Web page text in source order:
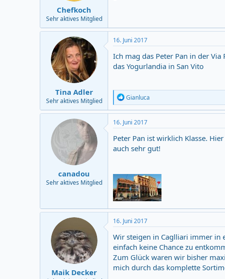
Chefkoch
Sehr aktives Mitglied
Tina Adler
Sehr aktives Mitglied
16. Juni 2017
Ich mag das Peter Pan in der
das Yogurlandia in San Vito
R
e
a
c
t
i
o
n
Gianluca
canadou
Sehr aktives Mitglied
16. Juni 2017
Peter Pan ist wirklich Klasse.
auch sehr gut!
Maik Decker
16. Juni 2017
Wir steigen in Caglliari immer in
einfach keine Chance zu
Zum Glück waren wir bisher
mich durch das komplette